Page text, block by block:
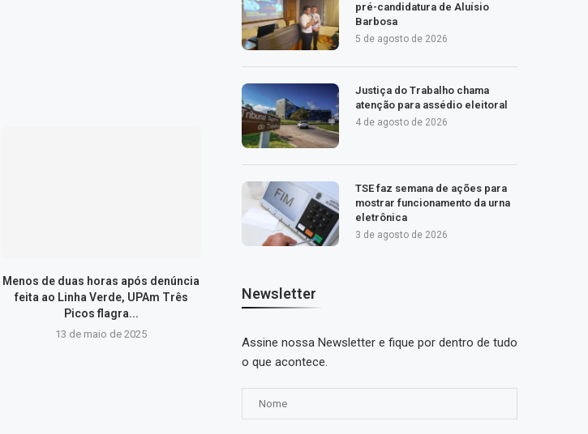
Menos de duas horas após denúncia
feita ao Linha Verde, UPAm Três
Picos flagra...
13 de maio de 2025
pré-candidatura de Aluísio
Barbosa
5 de agosto de 2026
Justiça do Trabalho chama
atenção para assédio eleitoral
4 de agosto de 2026
TSE faz semana de ações para
mostrar funcionamento da urna
eletrônica
3 de agosto de 2026
Newsletter
Assine nossa Newsletter e fique por dentro de tudo
o que acontece.